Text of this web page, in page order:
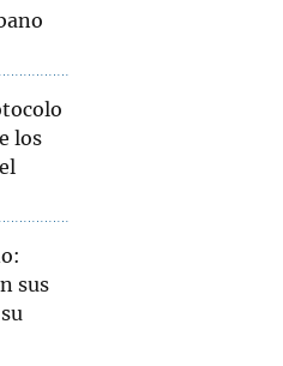
los
sus